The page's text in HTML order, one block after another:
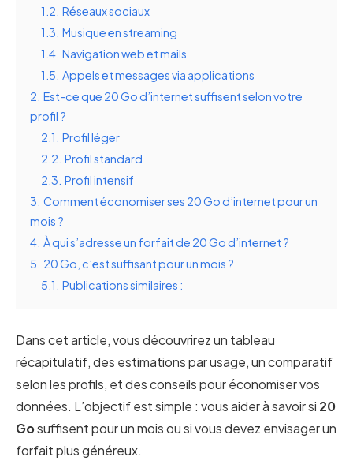
1.2. Réseaux sociaux
1.3. Musique en streaming
1.4. Navigation web et mails
1.5. Appels et messages via applications
2. Est-ce que 20 Go d’internet suffisent selon votre
profil ?
2.1. Profil léger
2.2. Profil standard
2.3. Profil intensif
3. Comment économiser ses 20 Go d’internet pour un
mois ?
4. À qui s’adresse un forfait de 20 Go d’internet ?
5. 20 Go, c’est suffisant pour un mois ?
5.1. Publications similaires :
Dans cet article, vous découvrirez un tableau
récapitulatif, des estimations par usage, un comparatif
selon les profils, et des conseils pour économiser vos
données. L’objectif est simple : vous aider à savoir si 20
Gosuffisent pour un mois ou si vous devez envisager un
forfait plus généreux.